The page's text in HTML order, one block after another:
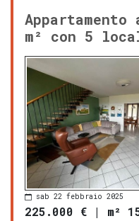
m² con 5
sab 22 febbraio 2025
225.000 € | m²